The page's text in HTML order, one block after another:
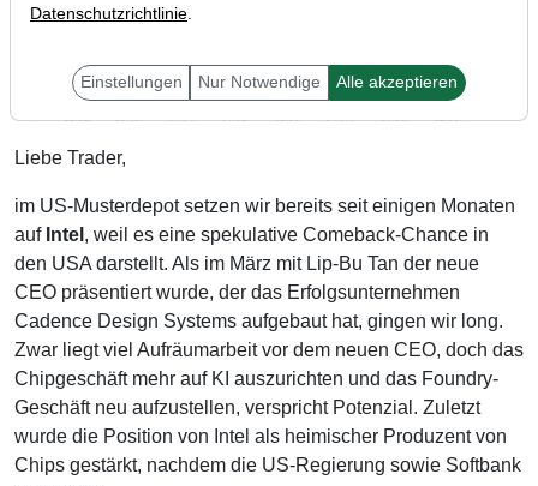
Liebe Trader,
im US-Musterdepot setzen wir bereits seit einigen Monaten
auf Intel , weil es eine spekulative Comeback-Chance in
den USA darstellt. Als im März mit Lip-Bu Tan der neue
CEO präsentiert wurde, der das Erfolgsunternehmen
Cadence Design Systems aufgebaut hat, gingen wir long.
Zwar liegt viel Aufräumarbeit vor dem neuen CEO, doch das
Chipgeschäft mehr auf KI auszurichten und das Foundry-
Geschäft neu aufzustellen, verspricht Potenzial. Zuletzt
wurde die Position von Intel als heimischer Produzent von
Chips gestärkt, nachdem die US-Regierung sowie Softbank
Datenschutzrichtlinie.
Einstellungen Nur Notwendige Alle akzeptieren